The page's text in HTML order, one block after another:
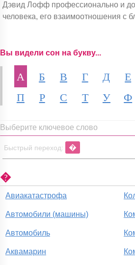
Дэвид Лофф профессионально и
человека, его взаимоотношения с
Вы видели сон на букву...
А Б В Г Д Е
П
Р С Т У Ф
Выберите ключевое слово
Быстрый переход: �
�
Авиакатастрофа
Автомобили (машины)
Автомобиль
Аквамарин